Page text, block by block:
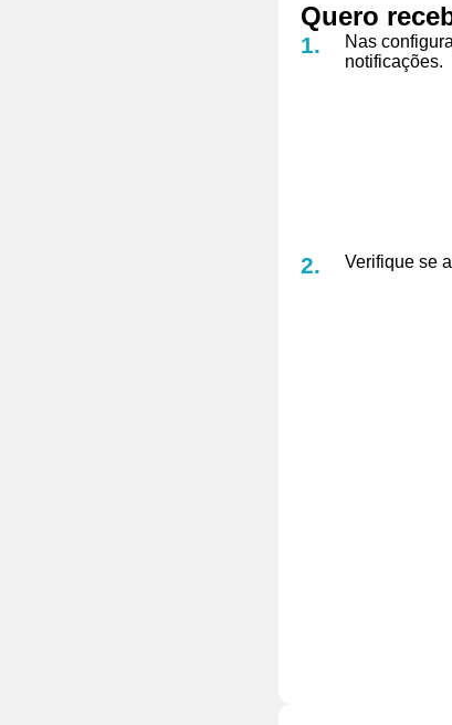
Quero
Nas
notificações.
Verifique se